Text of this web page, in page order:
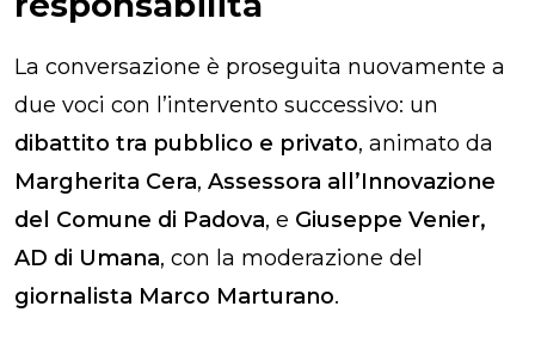
La conversazione è proseguita nuovamente a
due voci con l’intervento successivo: un
dibattito tra pubblico e privato, animato da
Margherita Cera, Assessora all’Innovazione
del Comune di Padova, e Giuseppe Venier,
AD di Umana, con la moderazione del
giornalista Marco Marturano.